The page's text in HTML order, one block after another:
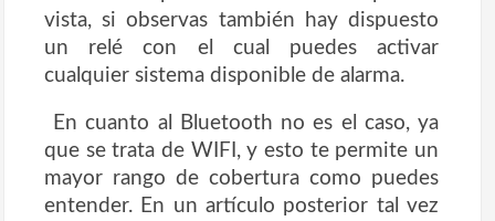
vista, si observas también hay dispuesto
un relé con el cual puedes activar
cualquier sistema disponible de alarma.
En cuanto al Bluetooth no es el caso, ya
que se trata de WIFI, y esto te permite un
mayor rango de cobertura como puedes
entender. En un artículo posterior tal vez